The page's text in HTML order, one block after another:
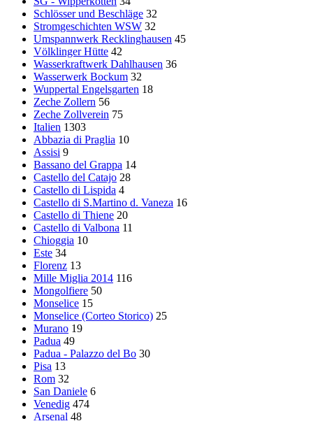
Schlösser und Beschläge 32
Stromgeschichten WSW 32
Umspannwerk Recklinghausen 45
Völklinger Hütte 42
Wasserkraftwerk Dahlhausen 36
Wasserwerk Bockum 32
Wuppertal Engelsgarten 18
Zeche Zollern 56
Zeche Zollverein 75
Italien 1303
Abbazia di Praglia 10
Assisi 9
Bassano del Grappa 14
Castello del Catajo 28
Castello di Lispida 4
Castello di S.Martino d. Vaneza 16
Castello di Thiene 20
Castello di Valbona 11
Chioggia 10
Este 34
Florenz 13
Mille Miglia 2014 116
Mongolfiere 50
Monselice 15
Monselice (Corteo Storico) 25
Murano 19
Padua 49
Padua - Palazzo del Bo 30
Pisa 13
Rom 32
San Daniele 6
Venedig 474
Arsenal 48